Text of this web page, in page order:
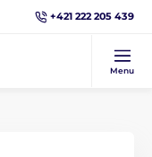
+421 222 205 439
Menu